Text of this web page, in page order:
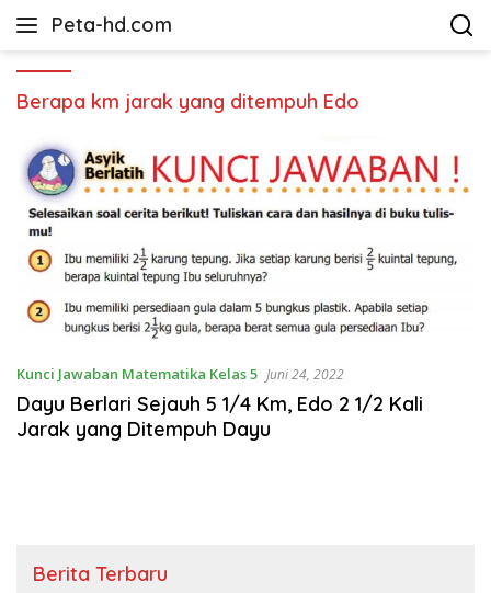
Peta-hd.com
Kumpulan
HD
Berapa km jarak yang ditempuh Edo
Kunci Jawaban Matematika Kelas 5 Juni 24, 2022
Dayu Berlari Sejauh 5 1/4 Km, Edo 2 1/2 Kali
Jarak yang Ditempuh Dayu
Berita Terbaru